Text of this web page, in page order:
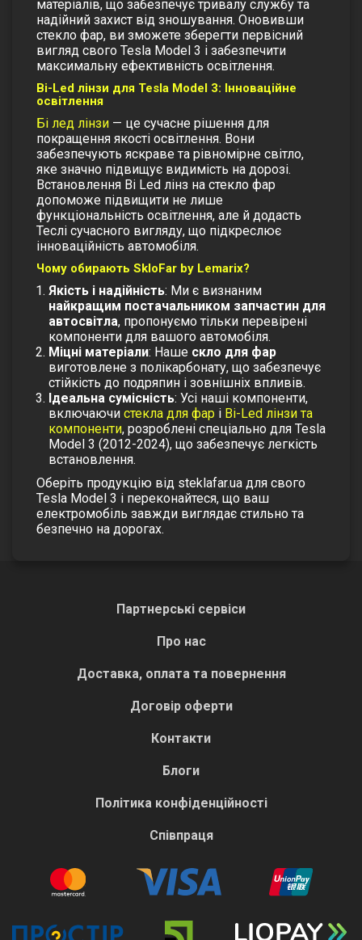
матеріалів, що забезпечує тривалу службу та
надійний захист від зношування. Оновивши
стекло фар, ви зможете зберегти первісний
вигляд свого Tesla Model 3 і забезпечити
максимальну ефективність освітлення.
Bi-Led лінзи для Tesla Model 3: Інноваційне
освітлення
Бі лед лінзи — це сучасне рішення для
покращення якості освітлення. Вони
забезпечують яскраве та рівномірне світло,
яке значно підвищує видимість на дорозі.
Встановлення Bi Led лінз на стекло фар
допоможе підвищити не лише
функціональність освітлення, але й додасть
Теслі сучасного вигляду, що підкреслює
інноваційність автомобіля.
Чому обирають SkloFar by Lemarix?
Якість і надійність: Ми є визнаним
найкращим постачальником запчастин для
автосвітла, пропонуємо тільки перевірені
компоненти для вашого автомобіля.
Міцні матеріали: Наше скло для фар
виготовлене з полікарбонату, що забезпечує
стійкість до подряпин і зовнішніх впливів.
Ідеальна сумісність: Усі наші компоненти,
включаючи стекла для фар і Bi-Led лінзи та
компоненти, розроблені спеціально для Tesla
Model 3 (2012-2024), що забезпечує легкість
встановлення.
Оберіть продукцію від steklafar.ua для свого
Tesla Model 3 і переконайтеся, що ваш
електромобіль завжди виглядає стильно та
безпечно на дорогах.
Партнерські сервіси
Про нас
Доставка, оплата та повернення
Договір оферти
Контакти
Блоги
Політика конфіденційності
Співпраця